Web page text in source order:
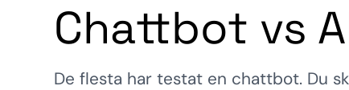
Chattbot vs
De flesta har testat en chattbot. Du